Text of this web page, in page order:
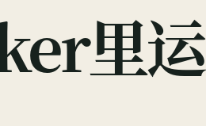
里运